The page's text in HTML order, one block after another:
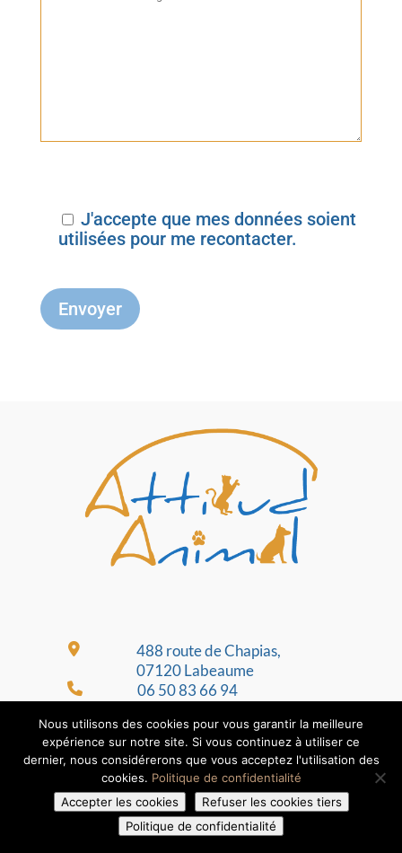
J'accepte que mes données soient
utilisées pour me recontacter.
Envoyer
488 route de Chapias,
07120 Labeaume
06 50 83 66 94
Retrouvez-nous sur les réseaux sociaux
Nous utilisons des cookies pour vous garantir la meilleure
expérience sur notre site. Si vous continuez à utiliser ce
dernier, nous considérerons que vous acceptez l'utilisation des
cookies. Politique de confidentialité
Accepter les cookies
Refuser les cookies tiers
Politique de confidentialité